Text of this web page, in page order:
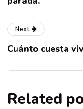
Next
Cuánto cuesta
Related